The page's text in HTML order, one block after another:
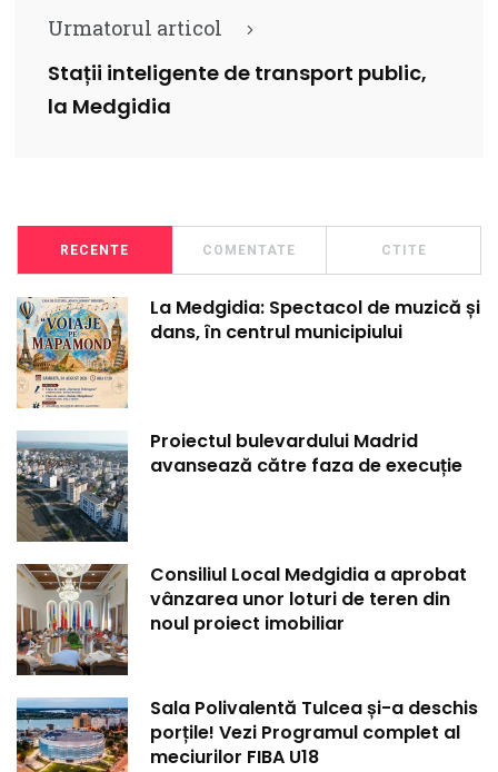
Urmatorul articol
Stații inteligente de transport public,
la Medgidia
RECENTE COMENTATE CTITE
La Medgidia: Spectacol de muzică și
dans, în centrul municipiului
Proiectul bulevardului Madrid
avansează către faza de execuție
Consiliul Local Medgidia a aprobat
vânzarea unor loturi de teren din
noul proiect imobiliar
Sala Polivalentă Tulcea și-a deschis
porțile! Vezi Programul complet al
meciurilor FIBA U18